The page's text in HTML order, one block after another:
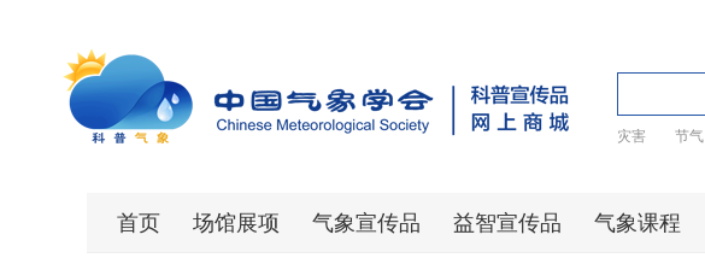
灾害 节气
首页 场馆展项 气象宣传品 益智宣传品 气象课程